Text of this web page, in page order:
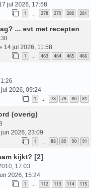
jul 2026, 17:58
1 … 278 279 280 281
... evt met recepten
14 jul 2026, 11:58
1 … 463 464 465 466
jul 2026, 09:24
1 … 78 79 80 81
(overig)
2026, 23:09
1 … 88 89 90 91
kijkt? [2]
17:03
2026, 15:24
1 … 112 113 114 115